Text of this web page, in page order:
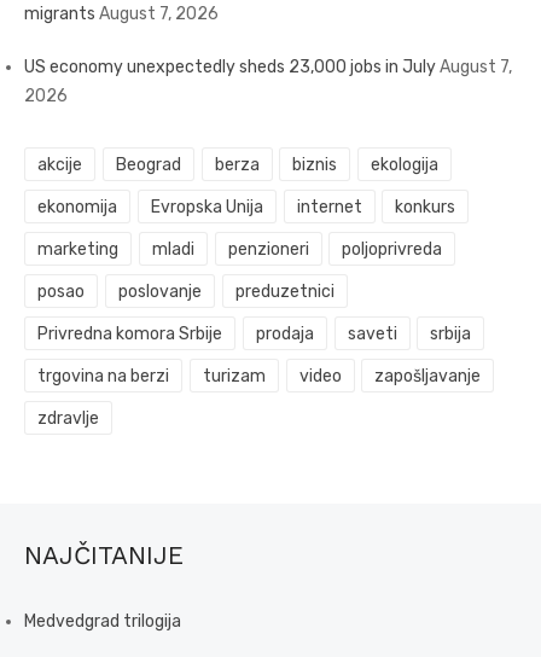
migrants August 7, 2026
US economy unexpectedly sheds 23,000 jobs in JulyAugust 7,
2026
akcije Beograd berza biznis ekologija
ekonomija Evropska Unija internet konkurs
marketing mladi penzioneri poljoprivreda
posao poslovanje preduzetnici
Privredna komora Srbije prodaja saveti srbija
trgovina na berzi turizam video zapošljavanje
zdravlje
NAJČITANIJE
Medvedgrad trilogija